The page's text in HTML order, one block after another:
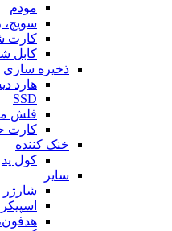
مودم
سویچ،
کارت
کابل
ذخیره سازی
هارد
SSD
فلش
کارت
خنک کننده
کول پد
سایر
اسپیکر